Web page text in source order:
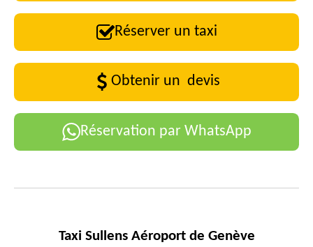
Réserver un taxi
Obtenir un devis
Réservation par WhatsApp
Taxi Sullens Aéroport de Genève